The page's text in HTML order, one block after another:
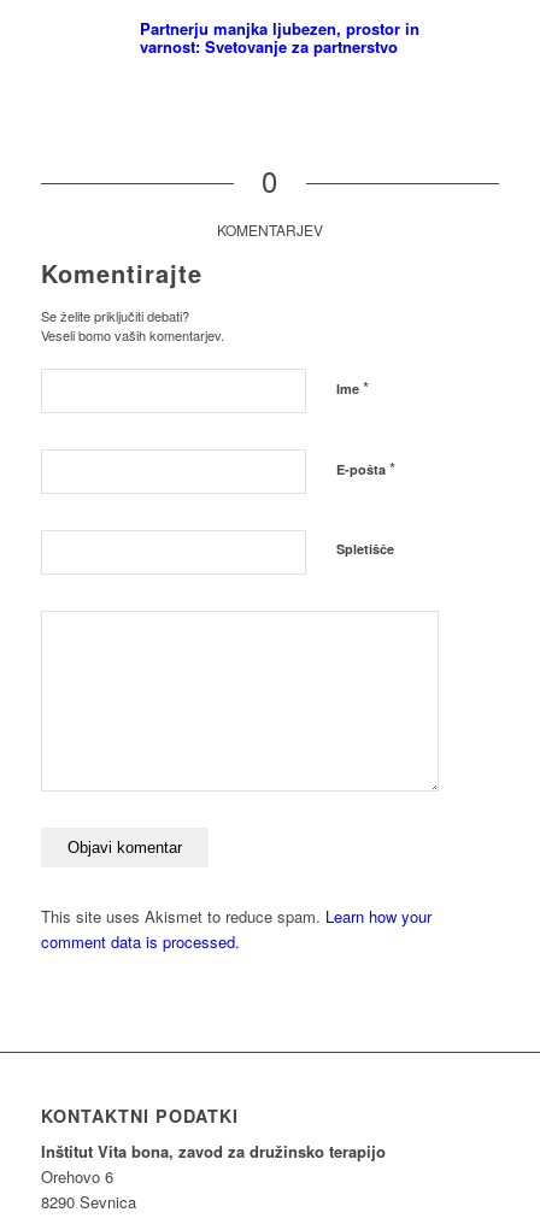
Partnerju manjka ljubezen, prostor in
varnost: Svetovanje za partnerstvo
0
KOMENTARJEV
Komentirajte
Se želite priključiti debati?
Veseli bomo vaših komentarjev.
Ime *
E-pošta *
Spletišče
This site uses Akismet to reduce spam. Learn how your
comment data is processed.
KONTAKTNI PODATKI
Inštitut Vita bona, zavod za družinsko terapijo
Orehovo 6
8290 Sevnica